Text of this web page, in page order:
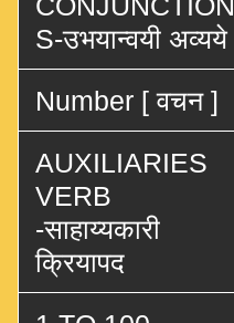
S-उभयान्वयी अव्यये
Number [ वचन ]
AUXILIARIES
VERB
-साहाय्यकारी
क्रियापद